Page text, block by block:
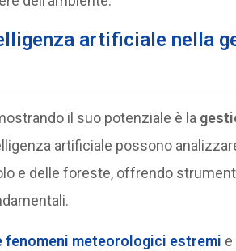
artificiale nella
il suo potenziale è la
artificiale possono
e delle foreste, offrendo
fenomeni meteorologici estremi e